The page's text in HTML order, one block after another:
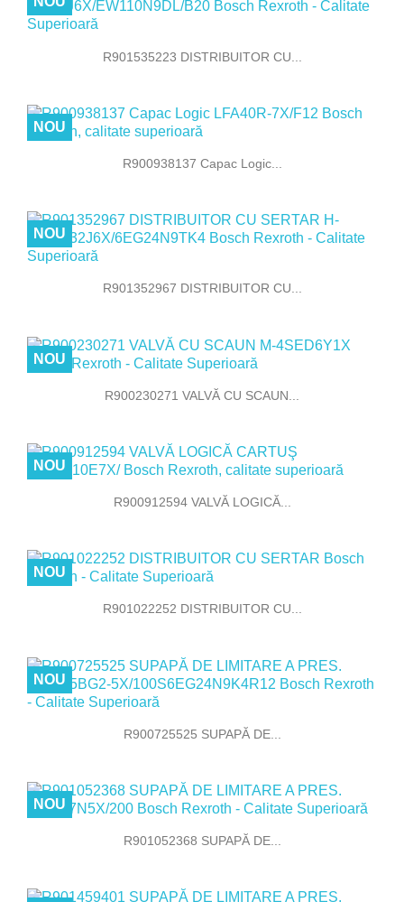
R901535223 DISTRIBUITOR CU...
R900938137 Capac Logic...
NOU
R901352967 DISTRIBUITOR CU...
NOU
R900230271 VALVĂ CU SCAUN...
NOU
R900912594 VALVĂ LOGICĂ...
NOU
R901022252 DISTRIBUITOR CU...
NOU
R900725525 SUPAPĂ DE...
NOU
R901052368 SUPAPĂ DE...
NOU